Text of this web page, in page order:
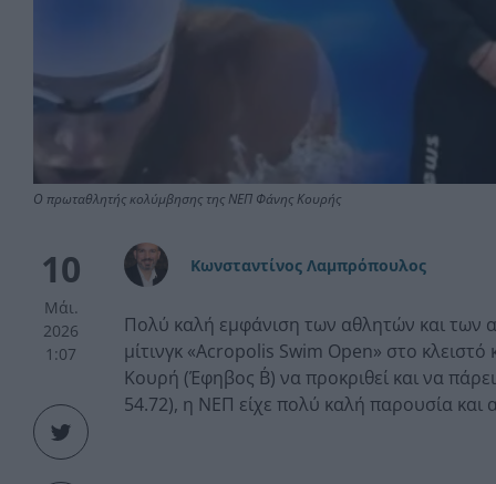
Ο πρωταθλητής κολύμβησης της ΝΕΠ Φάνης Κουρής
10
Μάι.
2026
1:07
Κωνσταντίνος Λαμπρόπουλος
Πολύ καλή εμφάνιση των αθλητών και των
μίτινγκ «Acropolis Swim Open» στο
Κουρή (Έφηβος Β΄) να προκριθεί και να
54.72), η ΝΕΠ είχε πολύ καλή παρουσία